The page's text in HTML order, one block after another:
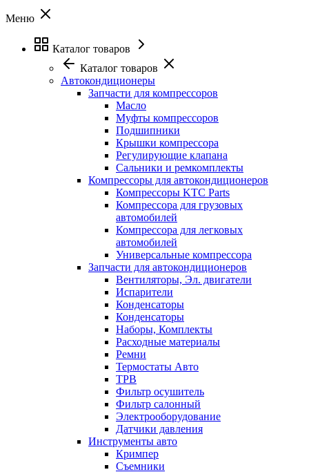
Меню
Каталог товаров
Каталог товаров
Автокондиционеры
Запчасти для компрессоров
Масло
Муфты компрессоров
Подшипники
Крышки компрессора
Регулирующие клапана
Сальники и ремкомплекты
Компрессоры для автокондиционеров
Компрессоры KTC Parts
Компрессора для грузовых
автомобилей
Компрессора для легковых
автомобилей
Универсальные компрессора
Запчасти для автокондиционеров
Вентиляторы, Эл. двигатели
Испарители
Конденсаторы
Конденсаторы
Наборы, Комплекты
Расходные материалы
Ремни
Термостаты Авто
ТРВ
Фильтр осушитель
Фильтр салонный
Электрооборудование
Датчики давления
Инструменты авто
Кримпер
Съемники